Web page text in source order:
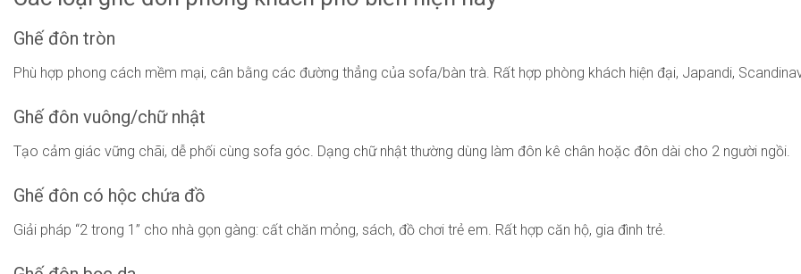
Ghế đôn tròn
Phù hợp phong cách mềm mại, cân bằng các đường thẳng của sofa/bàn trà. Rất hợp phòng khách hiện đại, Japandi,
Ghế đôn vuông/chữ nhật
Tạo cảm giác vững chãi, dễ phối cùng sofa góc. Dạng chữ nhật thường dùng làm đôn kê chân hoặc đôn dài cho 2 người ngồi.
Ghế đôn có hộc chứa đồ
Giải pháp “2 trong 1” cho nhà gọn gàng: cất chăn mỏng, sách, đồ chơi trẻ em. Rất hợp căn hộ, gia đình trẻ.